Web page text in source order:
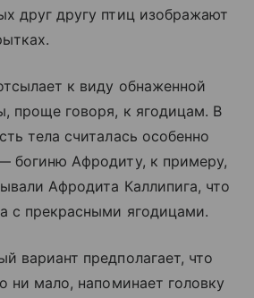
друг другу птиц изображают
к виду обнаженной
проще говоря, к ягодицам. В
тела считалась особенно
богиню Афродиту, к примеру,
Афродита Каллипига, что
с прекрасными ягодицами.
вариант предполагает, что
ни мало, напоминает головку